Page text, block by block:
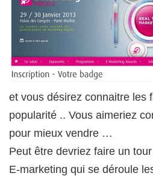
et vous désirez connaitre les
popularité .. Vous aimeriez
pour mieux vendre …
Peut être devriez faire un
E-marketing qui se déroule